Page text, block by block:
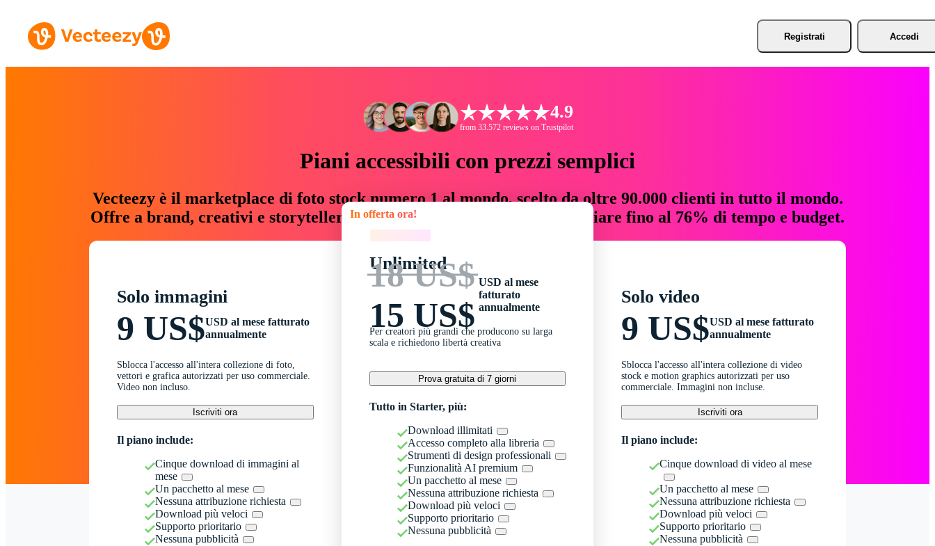
Registrati Accedi
4.9
from 33.572 reviews on Trustpilot
Piani accessibili con prezzi semplici
Vecteezy è il marketplace di foto stock numero 1 al mondo, scelto da oltre 90.000 clienti in tutto il mondo.
Offre a brand, creativi e storyteller risorse creative che fanno risparmiare fino al 76% di tempo e budget.
Solo immagini
9 US$USD al mese fatturato
annualmente
Sblocca l'accesso all'intera collezione di foto,
vettori e grafica autorizzati per uso commerciale.
Video non incluso.
Iscriviti ora
Il piano include:
Cinque download di immagini al
mese
Un pacchetto al mese
Nessuna attribuzione richiesta
Download più veloci
Supporto prioritario
Nessuna pubblicità
In offerta ora!
Unlimited
18 US$
15 US$
USD al mese
fatturato
annualmente
Per creatori più grandi che producono su larga
scala e richiedono libertà creativa
Prova gratuita di 7 giorni
Tutto in Starter, più:
Download illimitati
Accesso completo alla libreria
Strumenti di design professionali
Funzionalità AI premium
Un pacchetto al mese
Nessuna attribuzione richiesta
Download più veloci
Supporto prioritario
Nessuna pubblicità
Solo video
9 US$USD al mese fatturato
annualmente
Sblocca l'accesso all'intera collezione di video
stock e motion graphics autorizzati per uso
commerciale. Immagini non incluse.
Iscriviti ora
Il piano include:
Cinque download di video al mese
Un pacchetto al mese
Nessuna attribuzione richiesta
Download più veloci
Supporto prioritario
Nessuna pubblicità